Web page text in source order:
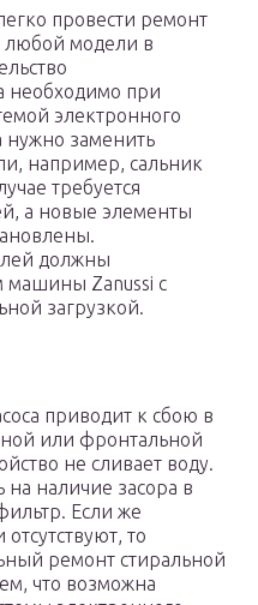
провести ремонт
любой модели в
необходимо при
электронного
нужно заменить
например, сальник
требуется
а новые элементы
должны
машины Zanussi с
загрузкой.
приводит к сбою в
или фронтальной
не сливает воду.
на наличие засора в
Если же
то
ремонт стиральной
что возможна